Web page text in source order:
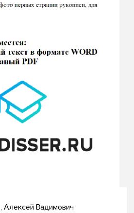
Алексей Вадимович